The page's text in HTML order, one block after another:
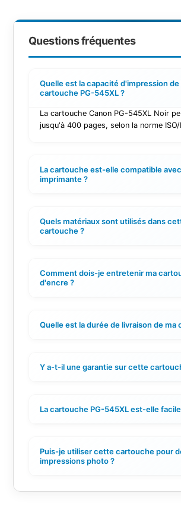
Questions fréquentes
Quelle est la capacité d'impression de
cartouche PG-545XL ?
La cartouche Canon PG-545XL Noir
jusqu'à 400 pages, selon la norme ISO/
La cartouche est-elle compatible
imprimante ?
Quels matériaux sont utilisés dans
cartouche ?
Comment dois-je entretenir ma
d'encre ?
Quelle est la durée de livraison de ma
Y a-t-il une garantie sur cette
La cartouche PG-545XL est-elle facile
Puis-je utiliser cette cartouche pour
impressions photo ?